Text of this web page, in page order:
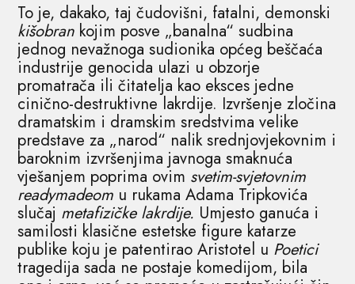
To je, dakako, taj čudovišni, fatalni, demonski
kišobran kojim posve „banalna“ sudbina
jednog nevažnoga sudionika općeg beščaća
industrije genocida ulazi u obzorje
promatrača ili čitatelja kao eksces jedne
cinično-destruktivne lakrdije. Izvršenje zločina
dramatskim i dramskim sredstvima velike
predstave za „narod“ nalik srednjovjekovnim i
baroknim izvršenjima javnoga smaknuća
vješanjem poprima ovim svetim-svjetovnim
readymadeom u rukama Adama Tripkovića
slučaj metafizičke lakrdije. Umjesto ganuća i
samilosti klasične estetske figure katarze
publike koju je patentirao Aristotel u Poetici
tragedija sada ne postaje komedijom, bila